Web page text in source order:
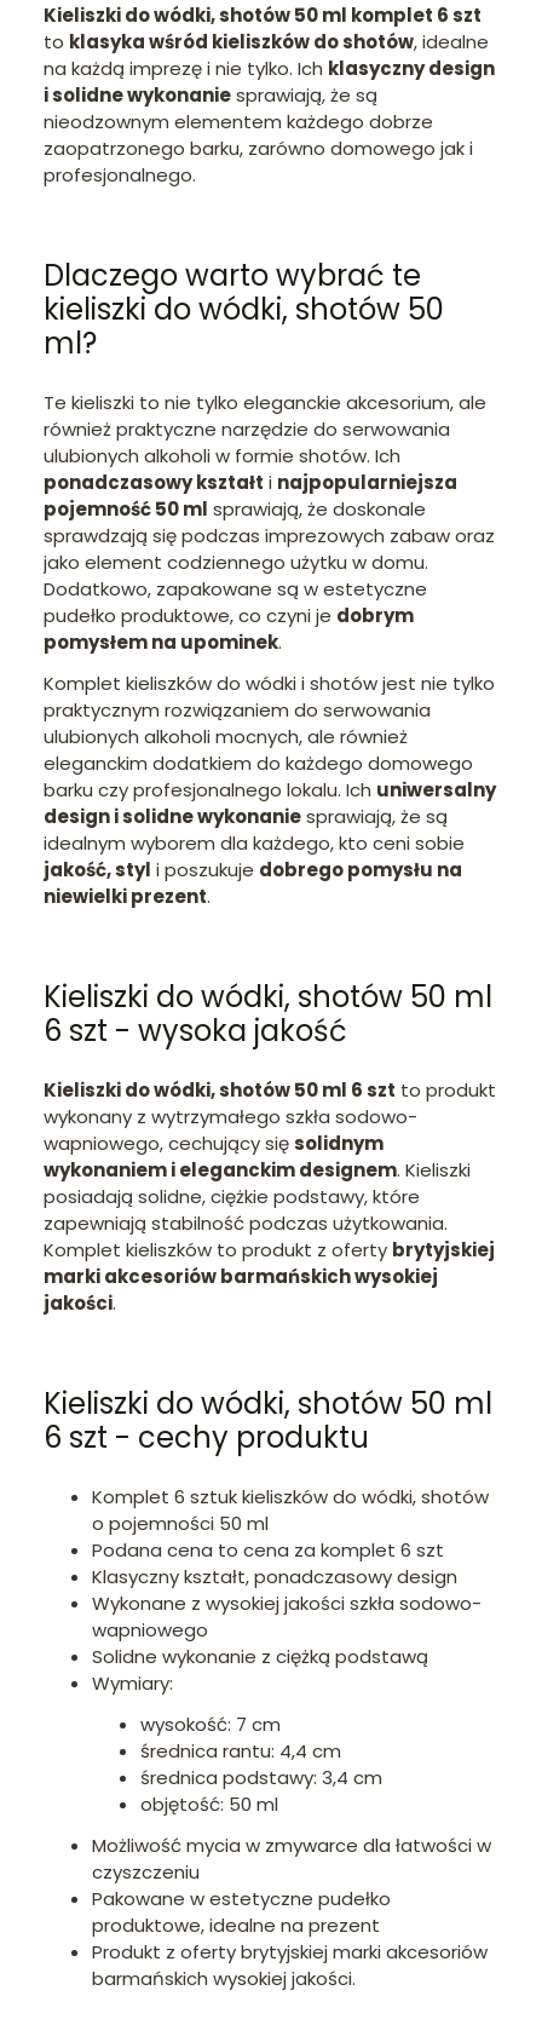
Kieliszki do wódki, shotów 50 ml komplet 6 szt
to klasyka wśród kieliszków do shotów, idealne
na każdą imprezę i nie tylko. Ich klasyczny design
i solidne wykonaniesprawiają, że są
nieodzownym elementem każdego dobrze
zaopatrzonego barku, zarówno domowego jak i
profesjonalnego.
Dlaczego warto wybrać te
kieliszki do wódki, shotów 50
ml?
Te kieliszki to nie tylko eleganckie akcesorium, ale
również praktyczne narzędzie do serwowania
ulubionych alkoholi w formie shotów. Ich
ponadczasowy kształt i najpopularniejsza
pojemność 50 ml sprawiają, że doskonale
sprawdzają się podczas imprezowych zabaw oraz
jako element codziennego użytku w domu.
Dodatkowo, zapakowane są w estetyczne
pudełko produktowe, co czyni je dobrym
pomysłem na upominek.
Komplet kieliszków do wódki i shotów jest nie tylko
praktycznym rozwiązaniem do serwowania
ulubionych alkoholi mocnych, ale również
eleganckim dodatkiem do każdego domowego
barku czy profesjonalnego lokalu. Ich uniwersalny
design i solidne wykonaniesprawiają, że są
idealnym wyborem dla każdego, kto ceni sobie
jakość, styl i poszukuje dobrego pomysłu na
niewielki prezent.
Kieliszki do wódki, shotów 50 ml
6 szt - wysoka jakość
Kieliszki do wódki, shotów 50 ml 6 szt to produkt
wykonany z wytrzymałego szkła sodowo-
wapniowego, cechujący sięsolidnym
wykonaniem i eleganckim designem. Kieliszki
posiadają solidne, ciężkie podstawy, które
zapewniają stabilność podczas użytkowania.
Komplet kieliszków to produkt z oferty brytyjskiej
marki akcesoriów barmańskich wysokiej
jakości.
Kieliszki do wódki, shotów 50 ml
6 szt - cechy produktu
Komplet 6 sztuk kieliszków do wódki, shotów
o pojemności 50 ml
Podana cena to cena za komplet 6 szt
Klasyczny kształt, ponadczasowy design
Wykonane z wysokiej jakości szkła sodowo-
wapniowego
Solidne wykonanie z ciężką podstawą
Wymiary:
wysokość: 7 cm
średnica rantu: 4,4 cm
średnica podstawy: 3,4 cm
objętość: 50 ml
Możliwość mycia w zmywarce dla łatwości w
czyszczeniu
Pakowane w estetyczne pudełko
produktowe, idealne na prezent
Produkt z oferty brytyjskiej marki akcesoriów
barmańskich wysokiej jakości.